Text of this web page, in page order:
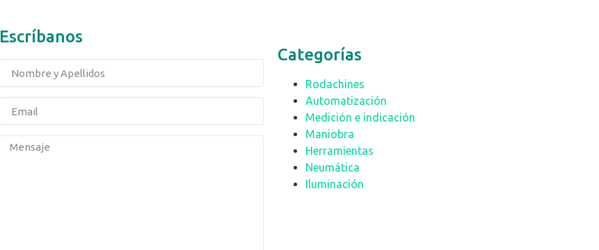
Escríbanos
Categorías
Rodachines
Automatización
Medición e indicación
Maniobra
Herramientas
Neumática
Iluminación